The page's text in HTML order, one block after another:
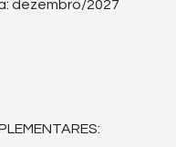
dezembro/2027